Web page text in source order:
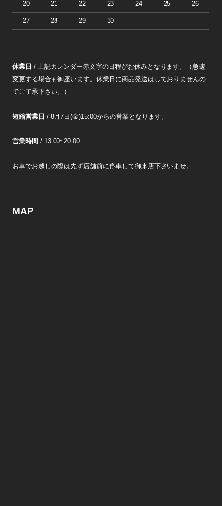
20 21 22 23 24 25 26
27 28 29 30
休業日 / 上記カレンダー赤文字の日程がお休みとなります。（急遽
変更する場合も御座います。休業日に商品発送はしておりませんの
でご了承下さい。）
短縮営業日 / 8月7日(金)15:00からの営業となります。
営業時間 / 13:00~20:00
お車でお越しの際は先ず店舗前に停車して御来店下さいませ。
MAP